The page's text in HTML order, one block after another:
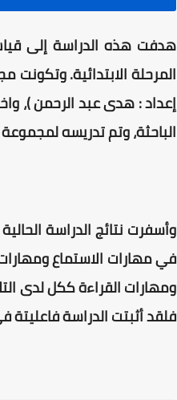
هدفت هذه الدراسة إلى
المرحلة الابتدائية.
إعداد : هدى عبد الرحمن )،
الباحثة، وتم تدريسه
وأسفرت نتائج الدراسة
في مهارات الاستماع
ومهارات القراءة ككل لدى
فلقد أثبتت الدراسة فاعليتة